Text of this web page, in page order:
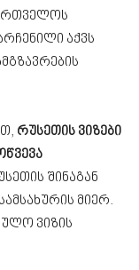
აქვს
რუსეთის ვიზები
შინაგან
მიერ.
ვიზის